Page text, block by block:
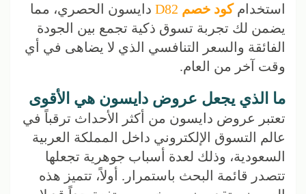
استخدامكود خصم
دايسون الحصري، مما
يضمن لك تجربة تسوق ذكية تجمع بين الجودة
الفائقة والسعر التنافسي الذي لا يضاهى في أي
وقت آخر من العام.
ما الذي يجعل عروض دايسون هي الأقوى
تعتبر عروض دايسون من أكثر الأحداث ترقباً في
عالم التسوق الإلكتروني داخل المملكة العربية
السعودية، وذلك لعدة أسباب جوهرية تجعلها
تتصدر قائمة البحث باستمرار. أولاً، تتميز هذه